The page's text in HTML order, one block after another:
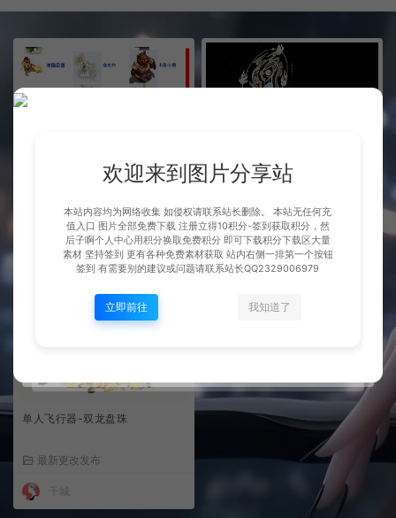
整理市面上千款素材 会员免费下
BOSS展示
千城 15免费素材币
多人飞行器-云彩圣莲
最新更改发布
千城 15免费素材币
单人飞行器-双龙盘珠
最新更改发布
欢迎来到图片分享站
本站内容均为网络收集 如侵权请联系站长删除。 本站无任何充
值入口 图片全部免费下载 注册立得10积分-签到获取积分，然
后子啊个人中心用积分换取免费积分 即可下载积分下载区大量
素材 坚持签到 更有各种免费素材获取 站内右侧一排第一个按钮
签到 有需要别的建议或问题请联系站长QQ2329006979
立即前往 我知道了